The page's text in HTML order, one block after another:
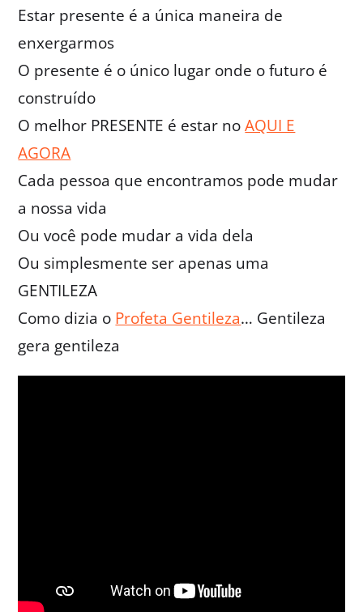
Estar presente é a única maneira de
enxergarmos
O presente é o único lugar onde o futuro é
construído
O melhor PRESENTE é estar noAQUI E
AGORA
Cada pessoa que encontramos pode mudar
a nossa vida
Ou você pode mudar a vida dela
Ou simplesmente ser apenas uma
GENTILEZA
Como dizia o Profeta Gentileza… Gentileza
gera gentileza